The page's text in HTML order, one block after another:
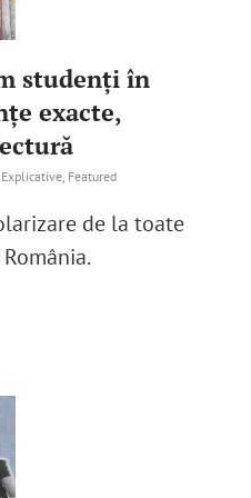
studenți în
exacte,
Explicative, Featured
de la toate